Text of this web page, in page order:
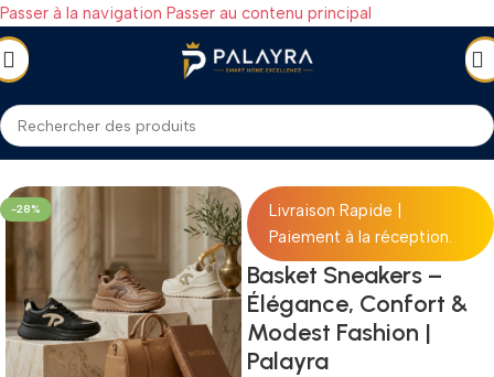
Passer à la navigation Passer au contenu principal
Accueil/MODE & ACCESSOIRES/Femme/Chaussures
-28%
Livraison Rapide |
Paiement à la réception.
Basket Sneakers –
Élégance, Confort &
Modest Fashion |
Palayra